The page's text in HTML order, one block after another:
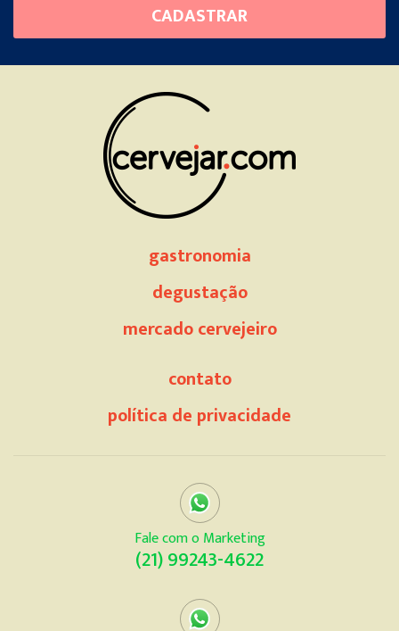
this
field
CADASTRAR
gastronomia
degustação
mercado cervejeiro
contato
política de privacidade
Fale com o Marketing
(21) 99243-4622